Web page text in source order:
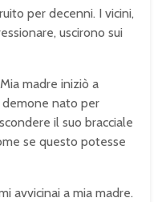
per decenni. I vicini,
uscirono sui
madre iniziò a
demone nato per
il suo bracciale
se questo potesse
avvicinai a mia madre.